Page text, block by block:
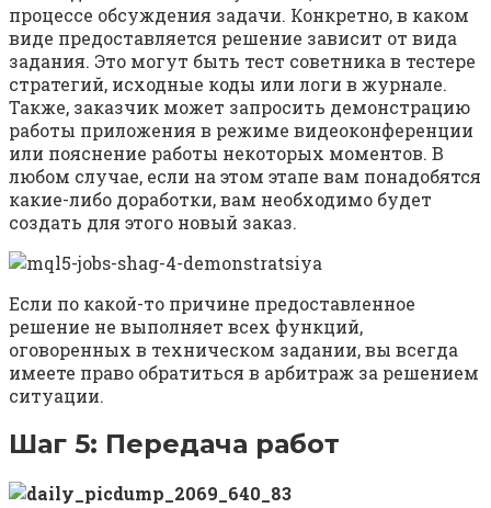
процессе обсуждения задачи. Конкретно, в каком
виде предоставляется решение зависит от вида
задания. Это могут быть тест советника в тестере
стратегий, исходные коды или логи в журнале.
Также, заказчик может запросить демонстрацию
работы приложения в режиме видеоконференции
или пояснение работы некоторых моментов. В
любом случае, если на этом этапе вам понадобятся
какие-либо доработки, вам необходимо будет
создать для этого новый заказ.
Если по какой-то причине предоставленное
решение не выполняет всех функций,
оговоренных в техническом задании, вы всегда
имеете право обратиться в арбитраж за решением
ситуации.
Шаг 5: Передача работ